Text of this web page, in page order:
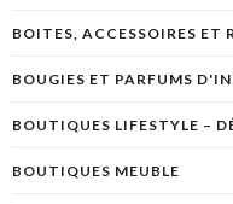
BOITES, ACCESSOIRES ET
BOUGIES ET PARFUMS
BOUTIQUES LIFESTYLE –
BOUTIQUES MEUBLE